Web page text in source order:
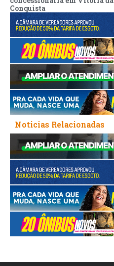
Conquista
Noticias Relacionadas